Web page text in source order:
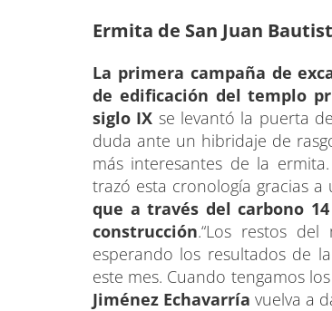
Ermita de San Juan
La primera campaña de
de edificación del templo
siglo IX se levantó la puerta
duda ante un hibridaje de
más interesantes de la
trazó esta cronología gracias
que a través del carbono
construcción.“Los restos
esperando los resultados de
este mes. Cuando tengamos
Jiménez Echavarría vuelva a